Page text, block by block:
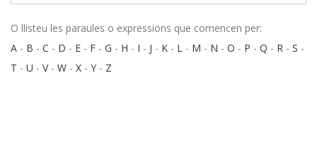
O llisteu les paraules o expressions que comencen per:
A - B - C - D - E - F - G - H - I - J - K - L - M - N - O - P - Q - R - S -
T - U - V- W - X - Y - Z